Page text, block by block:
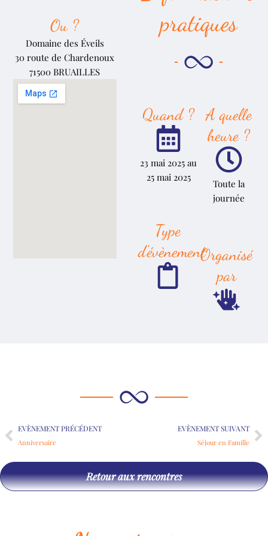
Ou ?
Domaine des Éveils
30 route de Chardenoux
71500 BRUAILLES
pratiques
Quand ?
23 mai 2025 au
25 mai 2025
A quelle
heure ?
Toute la
journée
Type
d'évènementOrganisé
par
Précédent
EVÈNEMENT PRÉCÉDENT
Anniversaire
EVÈNEMENT SUIVANT
Séjour en Famille
Retour aux rencontres